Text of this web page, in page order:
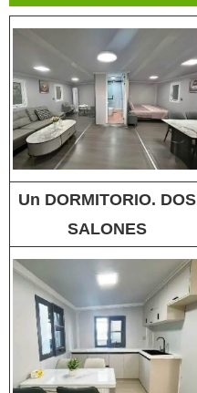
Un DORMITORIO. DOS
SALONES